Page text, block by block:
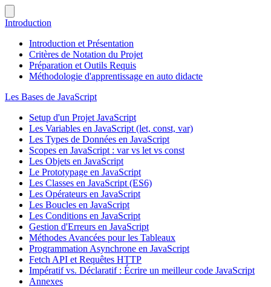
Introduction
Introduction et Présentation
Critères de Notation du Projet
Préparation et Outils Requis
Méthodologie d'apprentissage en auto didacte
Les Bases de JavaScript
Setup d'un Projet JavaScript
Les Variables en JavaScript (let, const, var)
Les Types de Données en JavaScript
Scopes en JavaScript : var vs let vs const
Les Objets en JavaScript
Le Prototypage en JavaScript
Les Classes en JavaScript (ES6)
Les Opérateurs en JavaScript
Les Boucles en JavaScript
Les Conditions en JavaScript
Gestion d'Erreurs en JavaScript
Méthodes Avancées pour les Tableaux
Programmation Asynchrone en JavaScript
Fetch API et Requêtes HTTP
Impératif vs. Déclaratif : Écrire un meilleur code JavaScript
Annexes